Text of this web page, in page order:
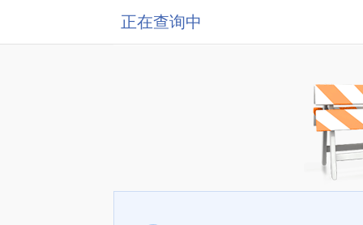
正在查询中